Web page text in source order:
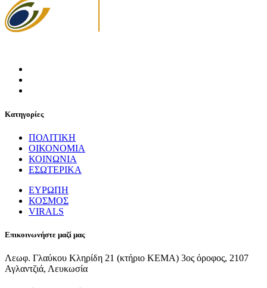
Κατηγορίες
ΠΟΛΙΤΙΚΗ
ΟΙΚΟΝΟΜΙΑ
ΚΟΙΝΩΝΙΑ
ΕΣΩΤΕΡΙΚΑ
ΕΥΡΩΠΗ
ΚΟΣΜΟΣ
VIRALS
Επικοινωνήστε μαζί μας
Λεωφ. Γλαύκου Κληρίδη 21 (κτήριο ΚΕΜΑ) 3ος όροφος, 2107
Αγλαντζιά, Λευκωσία